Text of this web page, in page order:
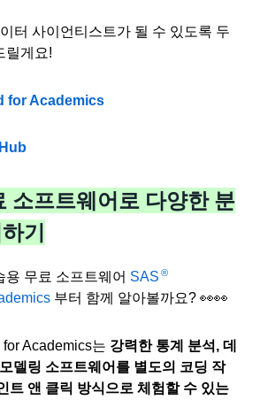
이터 사이언티스트가 될 수 있도록 두
릴게요!
for Academics
소프트웨어로 다양한 분
기
무료 소프트웨어 SAS ®
부터 함께 알아볼까요? 👀👀
Academics는 강력한 통계 분석, 데
델링 소프트웨어를 별도의 코딩 작
트 앤 클릭 방식으로 체험할 수 있는